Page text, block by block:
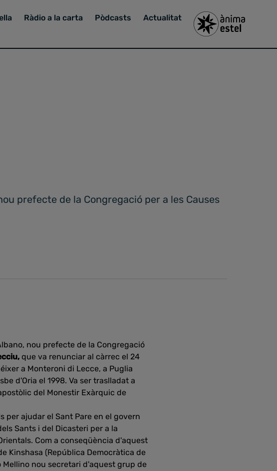
Ràdio a la carta Pòdcasts Actualitat
prefecte de la Congregació per a les Causes
nou prefecte de la Congregació
que va renunciar al càrrec el 24
a Monteroni di Lecce, a Puglia
d'Oria el 1998. Va ser traslladat a
del Monestir Exàrquic de
per ajudar el Sant Pare en el govern
Sants i del Dicasteri per a la
Com a conseqüència d'aquest
Kinshasa (República Democràtica de
Mellino nou secretari d'aquest grup de